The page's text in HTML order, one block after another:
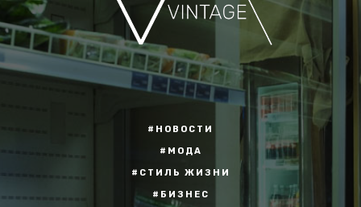
#НОВОСТИ
#МОДА
#СТИЛЬ ЖИЗНИ
#БИЗНЕС